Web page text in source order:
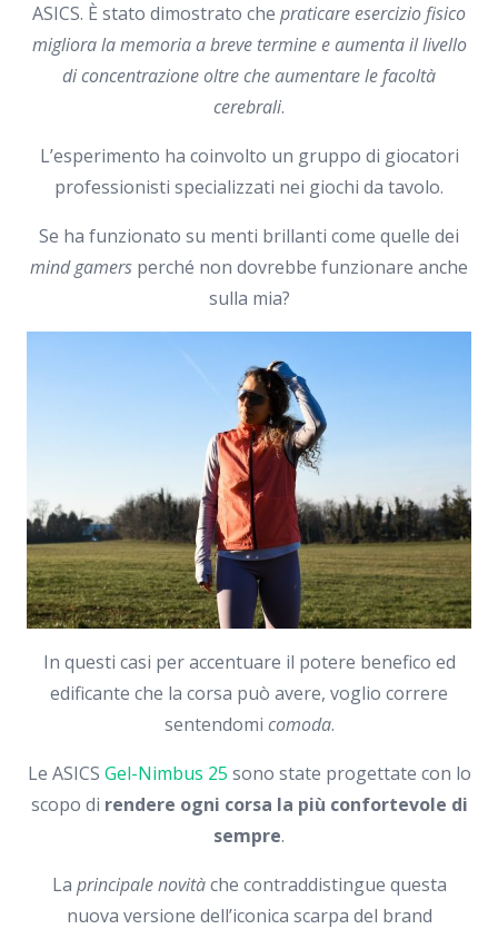
ASICS. È stato dimostrato che praticare esercizio fisico
migliora la memoria a breve termine e aumenta il livello
di concentrazione oltre che aumentare le facoltà
cerebrali.
L’esperimento ha coinvolto un gruppo di giocatori
professionisti specializzati nei giochi da tavolo.
Se ha funzionato su menti brillanti come quelle dei
mind gamers perché non dovrebbe funzionare anche
sulla mia?
In questi casi per accentuare il potere benefico ed
edificante che la corsa può avere, voglio correre
sentendomi comoda.
Le ASICS Gel-Nimbus 25 sono state progettate con lo
scopo di rendere ogni corsa la più confortevole di
sempre.
La principale novitàche contraddistingue questa
nuova versione dell’iconica scarpa del brand